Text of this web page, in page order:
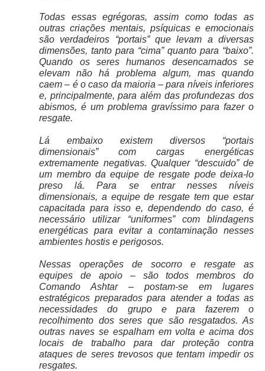
Todas essas egrégoras, assim como todas as
outras criações mentais, psíquicas e emocionais
são verdadeiros “portais” que levam a diversas
dimensões, tanto para “cima” quanto para “baixo”.
Quando os seres humanos desencarnados se
elevam não há problema algum, mas quando
caem – é o caso da maioria – para níveis inferiores
e, principalmente, para além das profundezas dos
abismos, é um problema gravíssimo para fazer o
resgate.
Lá embaixo existem diversos “portais
dimensionais” com cargas energéticas
extremamente negativas. Qualquer “descuido” de
um membro da equipe de resgate pode deixa-lo
preso lá. Para se entrar nesses níveis
dimensionais, a equipe de resgate tem que estar
capacitada para isso e, dependendo do caso, é
necessário utilizar “uniformes” com blindagens
energéticas para evitar a contaminação nesses
ambientes hostis e perigosos.
Nessas operações de socorro e resgate as
equipes de apoio – são todos membros do
Comando Ashtar – postam-se em lugares
estratégicos preparados para atender a todas as
necessidades do grupo e para fazerem o
recolhimento dos seres que são resgatados. As
outras naves se espalham em volta e acima dos
locais de trabalho para dar proteção contra
ataques de seres trevosos que tentam impedir os
resgates.